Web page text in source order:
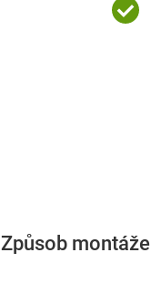
Způsob montáže